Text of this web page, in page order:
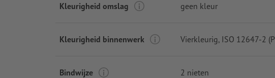
Kleurigheid omslag geen kleur
Kleurigheid binnenwerk Vierkleurig, ISO 12647-2
Bindwijze 2 nieten